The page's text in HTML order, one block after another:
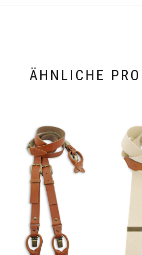
ÄHNLICHE